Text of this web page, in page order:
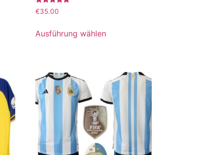
Bewertet
mit
€35.00
Ausführung wählen